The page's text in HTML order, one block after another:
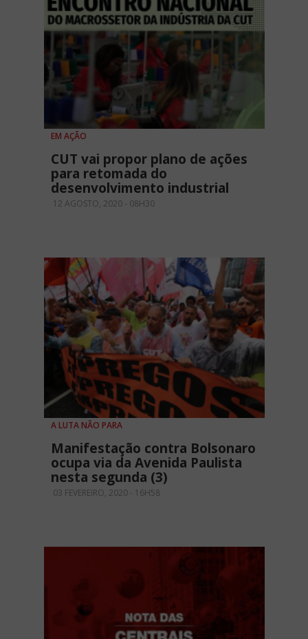
EM AÇÃO
CUT vai propor plano de ações
para retomada do
desenvolvimento industrial
12 AGOSTO, 2020 - 08H30
A LUTA NÃO PARA
Manifestação contra Bolsonaro
ocupa via da Avenida Paulista
nesta segunda (3)
03 FEVEREIRO, 2020 - 16H58